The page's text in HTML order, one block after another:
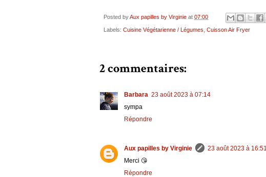
Posted byAux papilles by Virginie at 07:00
Labels: Cuisine Végétarienne / Légumes Cuisson Air Fryer
2 commentaires:
Barbara 23 août 2023 à 07:14
sympa
Répondre
Aux papilles by Virginie
23 août 2023 à 16:51
Merci 😘
Répondre